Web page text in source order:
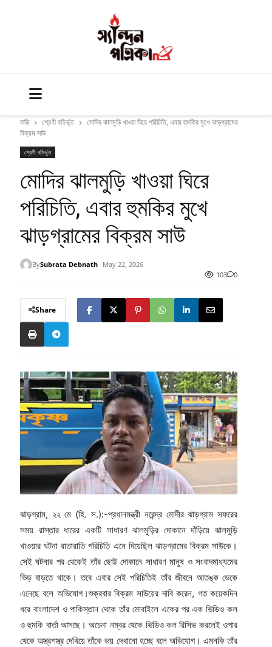
বাড়ি শ্রেণী বহির্ভূত
মোদির ঝালমুড়ি খাওয়া ঘিরে পরিচিতি, এবার হুমকির মুখে ঝাড়গ্রামের
বিক্রম সাউ
শ্রেণী বহির্ভূত
মোদির ঝালমুড়ি খাওয়া ঘিরে
পরিচিতি, এবার হুমকির মুখে
ঝাড়গ্রামের বিক্রম সাউ
BySubrata Debnath
May 22, 2026
103
0
Share
ঝাড়গ্রাম, ২২ মে (হি. স.):-প্রধানমন্ত্রী নরেন্দ্র মোদীর ঝাড়গ্রাম সফরের
সময় রাস্তার ধারের একটি সাধারণ ঝালমুড়ির দোকানে দাঁড়িয়ে ঝালমুড়ি
খাওয়ার ঘটনা রাতারাতি পরিচিতি এনে দিয়েছিল ঝাড়গ্রামের বিক্রম সাউকে।
সেই ঘটনার পর থেকেই তাঁর ছোট্ট দোকানে সাধারণ মানুষ ও সংবাদমাধ্যমের
ভিড় বাড়তে থাকে। তবে এবার সেই পরিচিতিই তাঁর জীবনে আতঙ্ক ডেকে
এনেছে বলে অভিযোগ।শুক্রবার বিক্রম সাউয়ের দাবি করেন, গত কয়েকদিন
ধরে বাংলাদেশ ও পাকিস্তান থেকে তাঁর মোবাইলে একের পর এক ভিডিও কল
ও হুমকি বার্তা আসছে। অচেনা নম্বর থেকে ভিডিও কল রিসিভ করলেই ওপার
থেকে অস্ত্রশস্ত্র দেখিয়ে তাঁকে ভয় দেখানো হচ্ছে বলে অভিযোগ। এমনকি তাঁর